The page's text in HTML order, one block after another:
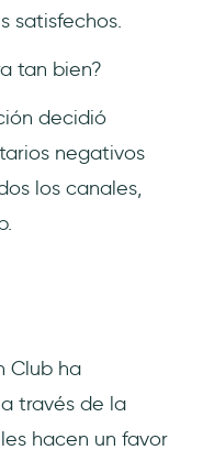
satisfechos.
tan bien?
decidió
negativos
los canales,
Club ha
través de la
hacen un favor